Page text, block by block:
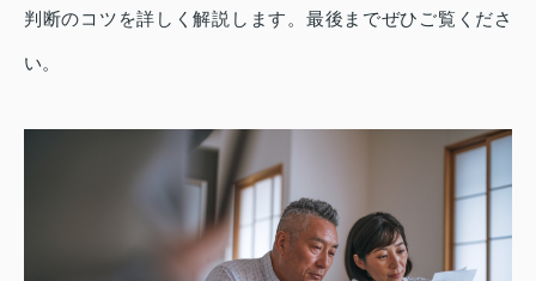
判断のコツを詳しく解説します。最後までぜひご覧くださ
い。